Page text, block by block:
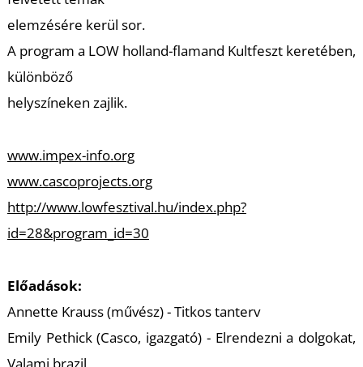
elemzésére kerül sor.
A program a LOW holland-flamand Kultfeszt keretében,
különböző
helyszíneken zajlik.
www.impex-info.org
www.cascoprojects.org
http://www.lowfesztival.hu/index.php?
id=28&program_id=30
Előadások:
Annette Krauss (művész) - Titkos tanterv
Emily Pethick (Casco, igazgató) - Elrendezni a dolgokat,
Valami brazil